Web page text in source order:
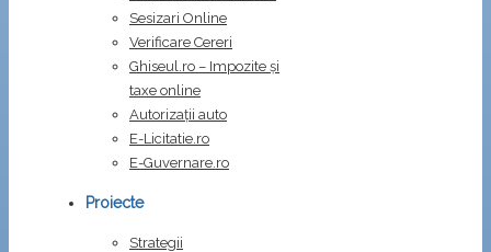
Sesizari Online
Verificare Cereri
Ghiseul.ro – Impozite şi
taxe online
Autorizații auto
E-Licitatie.ro
E-Guvernare.ro
Proiecte
Strategii